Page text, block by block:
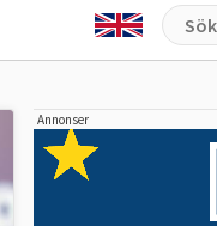
Annonser